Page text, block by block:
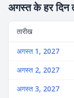
अगस्त के हर दिन
तारीख
अगस्त 1, 2027
अगस्त 2, 2027
अगस्त 3, 2027